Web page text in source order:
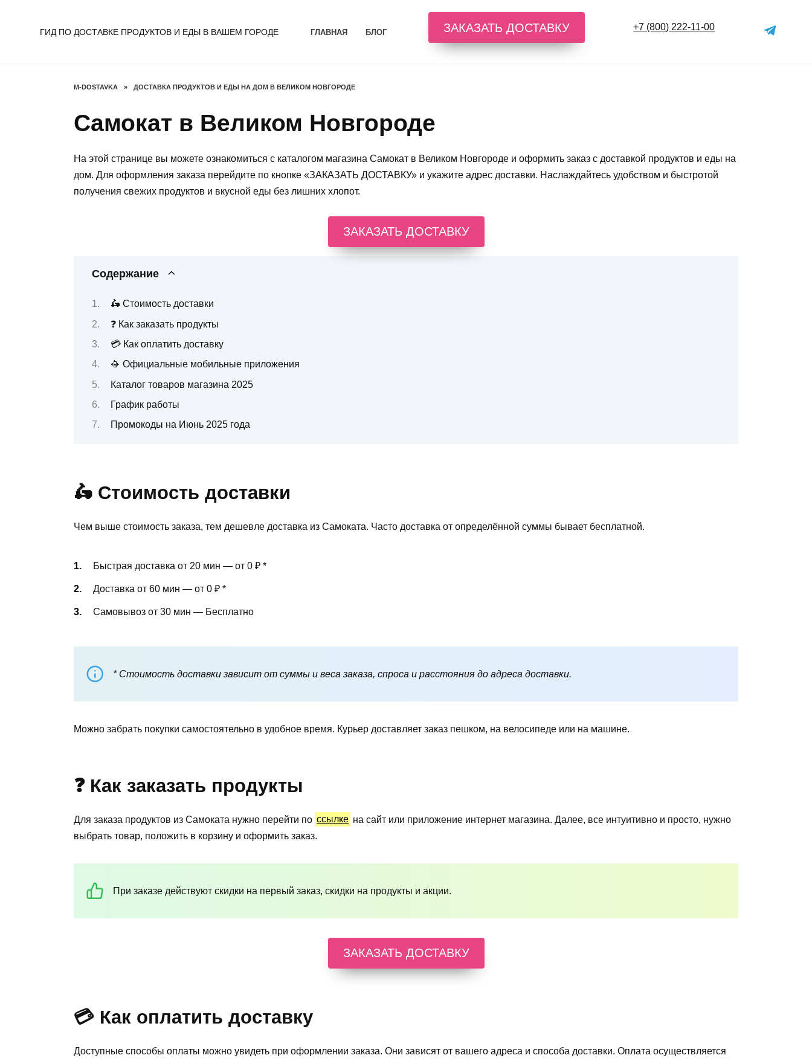
содержаниюГИД ПО ДОСТАВКЕ ПРОДУКТОВ И ЕДЫ В ВАШЕМ ГОРОДЕ ГЛАВНАЯ БЛОГ ЗАКАЗАТЬ ДОСТАВКУ +7 (800) 222-11-00
M-DOSTAVKA » ДОСТАВКА ПРОДУКТОВ И ЕДЫ НА ДОМ В ВЕЛИКОМ НОВГОРОДЕ
Самокат в Великом Новгороде
На этой странице вы можете ознакомиться с каталогом магазина Самокат в Великом Новгороде и оформить заказ с доставкой продуктов и еды на
дом. Для оформления заказа перейдите по кнопке «ЗАКАЗАТЬ ДОСТАВКУ» и укажите адрес доставки. Наслаждайтесь удобством и быстротой
получения свежих продуктов и вкусной еды без лишних хлопот.
ЗАКАЗАТЬ ДОСТАВКУ
Содержание
🛵 Стоимость доставки
❓ Как заказать продукты
💳 Как оплатить доставку
📳 Официальные мобильные приложения
Каталог товаров магазина 2025
График работы
Промокоды на Июнь 2025 года
🛵 Стоимость доставки
Чем выше стоимость заказа, тем дешевле доставка из Самоката. Часто доставка от определённой суммы бывает бесплатной.
Быстрая доставка от 20 мин — от 0 ₽ *
Доставка от 60 мин — от 0 ₽ *
Самовывоз от 30 мин — Бесплатно
* Стоимость доставки зависит от суммы и веса заказа, спроса и расстояния до адреса доставки.
Можно забрать покупки самостоятельно в удобное время. Курьер доставляет заказ пешком, на велосипеде или на машине.
❓ Как заказать продукты
Для заказа продуктов из Самоката нужно перейти по ссылке на сайт или приложение интернет магазина. Далее, все интуитивно и просто, нужно
выбрать товар, положить в корзину и оформить заказ.
При заказе действуют скидки на первый заказ, скидки на продукты и акции.
ЗАКАЗАТЬ ДОСТАВКУ
💳 Как оплатить доставку
Доступные способы оплаты можно увидеть при оформлении заказа. Они зависят от вашего адреса и способа доставки. Оплата осуществляется